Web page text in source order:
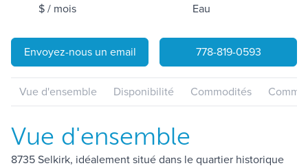
$ / mois
Eau
Envoyez-nous un email 778-819-0593
Vue d'ensemble Disponibilité Commodités
Vue d'ensemble
8735 Selkirk, idéalement situé dans le quartier historique